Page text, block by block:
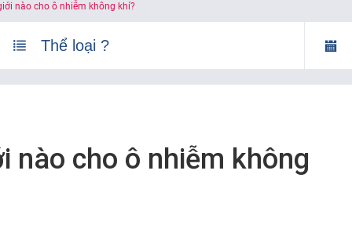
TIẾNG PHÁP
nào cho ô nhiễm không khí?
nào cho ô nhiễm không